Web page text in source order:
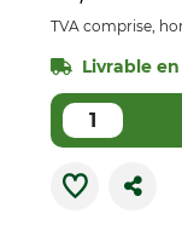
TVA comprise,
Livrable